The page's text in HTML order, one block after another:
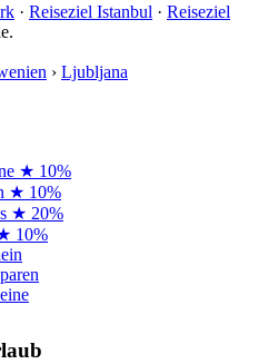
· Reiseziel Istanbul · Reiseziel
› Ljubljana
★ 10%
★ 10%
★ 20%
10%